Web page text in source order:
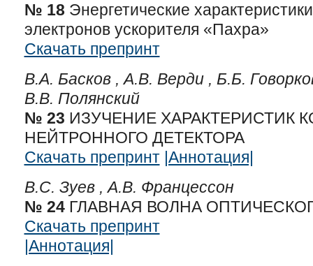
№ 18 Энергетические
электронов ускорителя «Пахра»
Скачать препринт
В.А. Басков ,А.В. Верди , Б.Б.
В.В. Полянский
№ 23 ИЗУЧЕНИЕ ХАРАКТЕРИСТИК
НЕЙТРОННОГО ДЕТЕКТОРА
Скачать препринт |Аннотация|
В.С. Зуев ,А.В. Францессон
№ 24ГЛАВНАЯ ВОЛНА
Скачать препринт
|Аннотация|